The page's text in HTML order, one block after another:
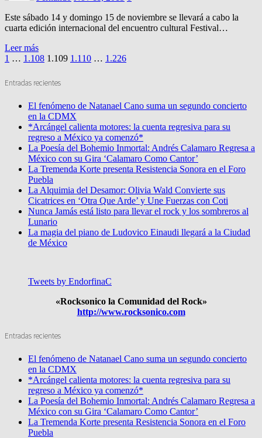
Este sábado 14 y domingo 15 de noviembre se llevará a cabo la
cuarta edición internacional del encuentro cultural Festival…
Leer más
Paginación
de
1 … 1.108 1.109 1.110 … 1.226
Entradas recientes
El fenómeno de Natanael Cano suma un segundo concierto
en la CDMX
*Arcángel calienta motores: la cuenta regresiva para su
regreso a México ya comenzó*
La Poesía del Bohemio Inmortal: Andrés Calamaro Regresa a
México con su Gira ‘Calamaro Como Cantor’
La Tremenda Korte presenta Resistencia Sonora en el Foro
Puebla
La Alquimia del Desamor: Olivia Wald Convierte sus
Cicatrices en ‘Otra Que Arde’ y Une Fuerzas con Coti
Nunca Jamás está listo para llevar el rock y los sombreros al
Lunario
La magia del piano de Ludovico Einaudi llegará a la Ciudad
de México
Tweets by EndorfinaC
«Rocksonico la Comunidad del Rock»
http://www.rocksonico.com
Entradas recientes
El fenómeno de Natanael Cano suma un segundo concierto
en la CDMX
*Arcángel calienta motores: la cuenta regresiva para su
regreso a México ya comenzó*
La Poesía del Bohemio Inmortal: Andrés Calamaro Regresa a
México con su Gira ‘Calamaro Como Cantor’
La Tremenda Korte presenta Resistencia Sonora en el Foro
Puebla